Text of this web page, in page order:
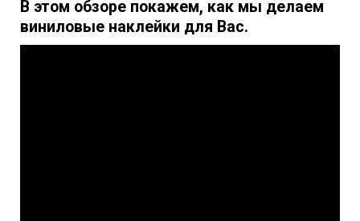
В этом обзоре покажем, как мы делаем
виниловые наклейки для Вас.